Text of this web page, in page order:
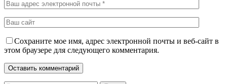
Сохраните мое имя, адрес электронной почты и веб-сайт в
этом браузере для следующего комментария.